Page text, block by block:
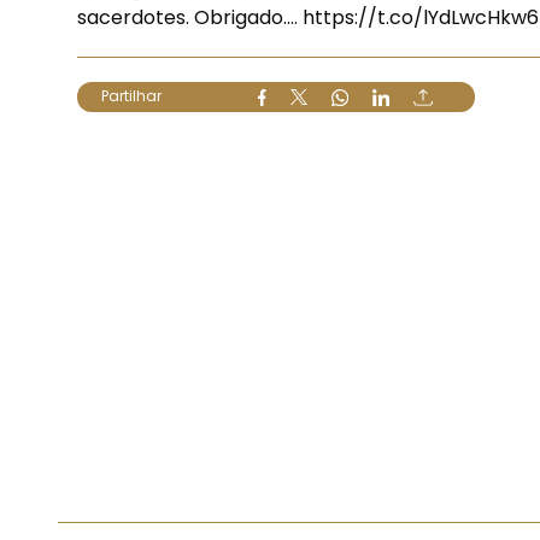
sacerdotes. Obrigado.… https://t.co/lYdLwcHkw6
Partilhar